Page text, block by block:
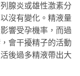
腺炎或雄性激素分
沒有變化。精液量
響受孕機率，而過
會干擾精子的活動
後過多精液帶出大